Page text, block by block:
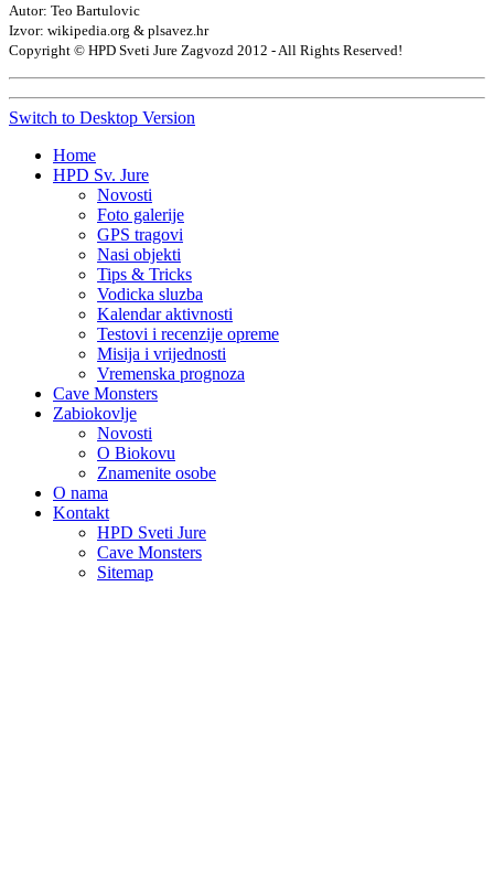
Autor: Teo Bartulovic
Izvor: wikipedia.org & plsavez.hr
Copyright © HPD Sveti Jure Zagvozd 2012 - All Rights Reserved!
Switch to Desktop Version
Home
HPD Sv. Jure
Novosti
Foto galerije
GPS tragovi
Nasi objekti
Tips & Tricks
Vodicka sluzba
Kalendar aktivnosti
Testovi i recenzije opreme
Misija i vrijednosti
Vremenska prognoza
Cave Monsters
Zabiokovlje
Novosti
O Biokovu
Znamenite osobe
O nama
Kontakt
HPD Sveti Jure
Cave Monsters
Sitemap